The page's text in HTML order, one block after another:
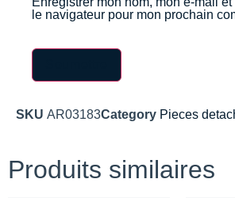
le navigateur pour mon prochain
SKU AR03183Category Pieces
Produits similaires